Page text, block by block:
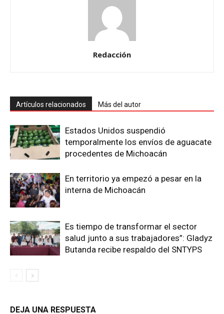
Redacción
Artículos relacionados Más del autor
Estados Unidos suspendió
temporalmente los envíos de aguacate
procedentes de Michoacán
En territorio ya empezó a pesar en la
interna de Michoacán
Es tiempo de transformar el sector
salud junto a sus trabajadores”: Gladyz
Butanda recibe respaldo del SNTYPS
DEJA UNA RESPUESTA